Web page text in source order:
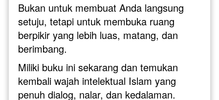
Bukan untuk membuat Anda langsung
setuju, tetapi untuk membuka ruang
berpikir yang lebih luas, matang, dan
berimbang.
Miliki buku ini sekarang dan temukan
kembali wajah intelektual Islam yang
penuh dialog, nalar, dan kedalaman.